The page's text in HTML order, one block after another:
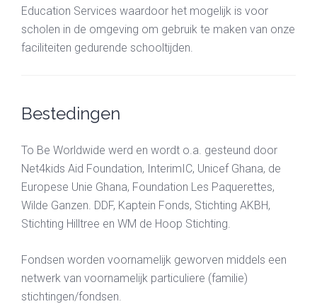
Education Services waardoor het mogelijk is voor
scholen in de omgeving om gebruik te maken van onze
faciliteiten gedurende schooltijden.
Bestedingen
To Be Worldwide werd en wordt o.a. gesteund door
Net4kids Aid Foundation, InterimIC, Unicef Ghana, de
Europese Unie Ghana, Foundation Les Paquerettes,
Wilde Ganzen. DDF, Kaptein Fonds, Stichting AKBH,
Stichting Hilltree en WM de Hoop Stichting.
Fondsen worden voornamelijk geworven middels een
netwerk van voornamelijk particuliere (familie)
stichtingen/fondsen.